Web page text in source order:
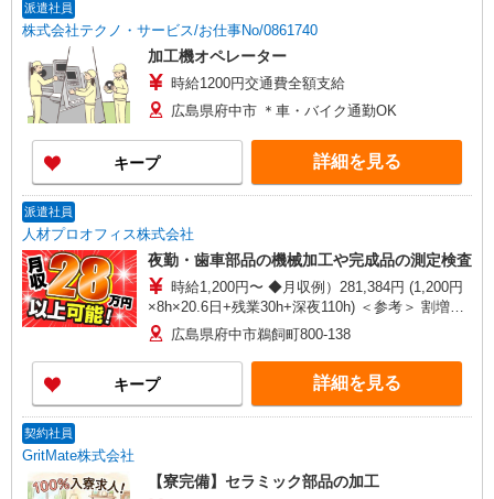
派遣社員
株式会社テクノ・サービス/お仕事No/0861740
加工機オペレーター
時給1200円交通費全額支給
広島県府中市 ＊車・バイク通勤OK
キープ 詳細を見る
派遣社員
人材プロオフィス株式会社
夜勤・歯車部品の機械加工や完成品の測定検査
時給1,200円〜 ◆月収例）281,384円 (1,200円
×8h×20.6日+残業30h+深夜110h) ＜参考＞ 割増賃
金(時給+割増) ・残業時：1,500円 ・深夜時(22
時〜翌5時)：1,500円 ・深夜残業時：1,800円
広島県府中市鵜飼町800-138
キープ 詳細を見る
契約社員
GritMate株式会社
【寮完備】セラミック部品の加工